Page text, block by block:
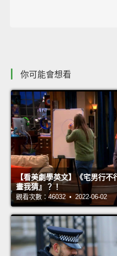
你可能會想看
【看美劇學英文】《宅男行
畫我猜』？！
觀看次數：46032 • 2022-06-02